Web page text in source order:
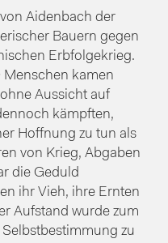
Aidenbach der
Bauern gegen
Erbfolgekrieg.
kamen
Aussicht auf
kämpften,
Hoffnung zu tun als
von Krieg, Abgaben
die Geduld
ihr Vieh, ihre Ernten
Aufstand wurde zum
zu